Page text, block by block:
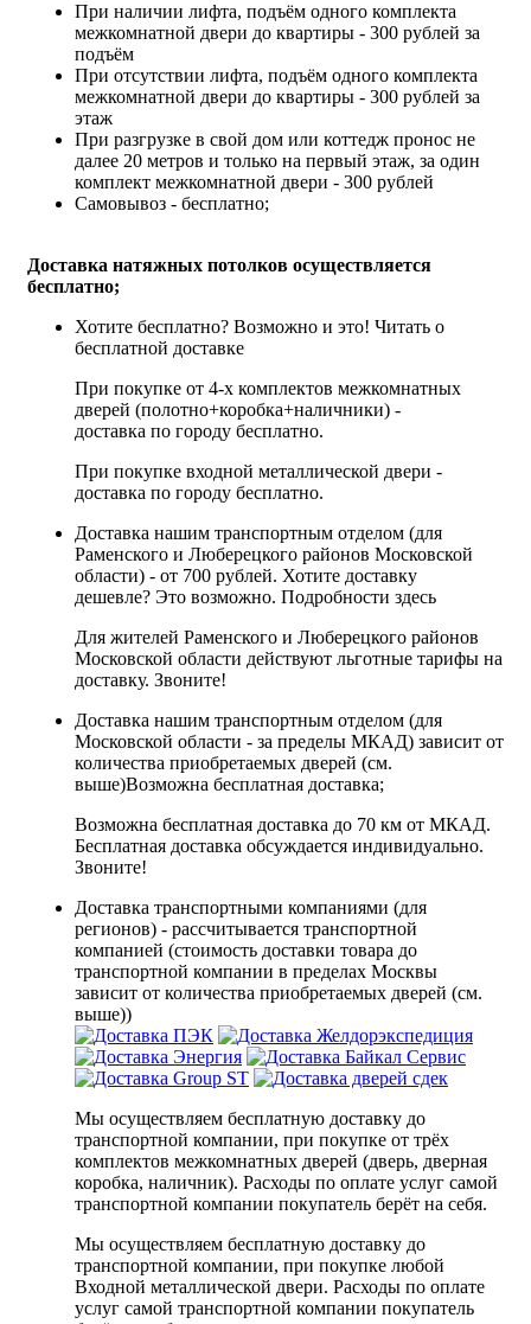
При наличии лифта, подъём одного комплекта
межкомнатной двери до квартиры - 300 рублей за
подъём
При отсутствии лифта, подъём одного комплекта
межкомнатной двери до квартиры - 300 рублей за
этаж
При разгрузке в свой дом или коттедж пронос не
далее 20 метров и только на первый этаж, за один
комплект межкомнатной двери - 300 рублей
Самовывоз - бесплатно;
Доставка натяжных потолков осуществляется
бесплатно;
Хотите бесплатно? Возможно и это! Читать о
бесплатной доставке
При покупке от 4-х комплектов межкомнатных
дверей (полотно+коробка+наличники) -
доставка по городу бесплатно.
При покупке входной металлической двери -
доставка по городу бесплатно.
Доставка нашим транспортным отделом (для
Раменского и Люберецкого районов Московской
области) - от 700 рублей. Хотите доставку
дешевле? Это возможно. Подробности здесь
Для жителей Раменского и Люберецкого районов
Московской области действуют льготные тарифы на
доставку. Звоните!
Доставка нашим транспортным отделом (для
Московской области - за пределы МКАД) зависит от
количества приобретаемых дверей (см.
выше)Возможна бесплатная доставка;
Возможна бесплатная доставка до 70 км от МКАД.
Бесплатная доставка обсуждается индивидуально.
Звоните!
Доставка транспортными компаниями (для
регионов) - рассчитывается транспортной
компанией (стоимость доставки товара до
транспортной компании в пределах Москвы
зависит от количества приобретаемых дверей (см.
выше))
Мы осуществляем бесплатную доставку до
транспортной компании, при покупке от трёх
комплектов межкомнатных дверей (дверь, дверная
коробка, наличник). Расходы по оплате услуг самой
транспортной компании покупатель берёт на себя.
Мы осуществляем бесплатную доставку до
транспортной компании, при покупке любой
Входной металлической двери. Расходы по оплате
услуг самой транспортной компании покупатель